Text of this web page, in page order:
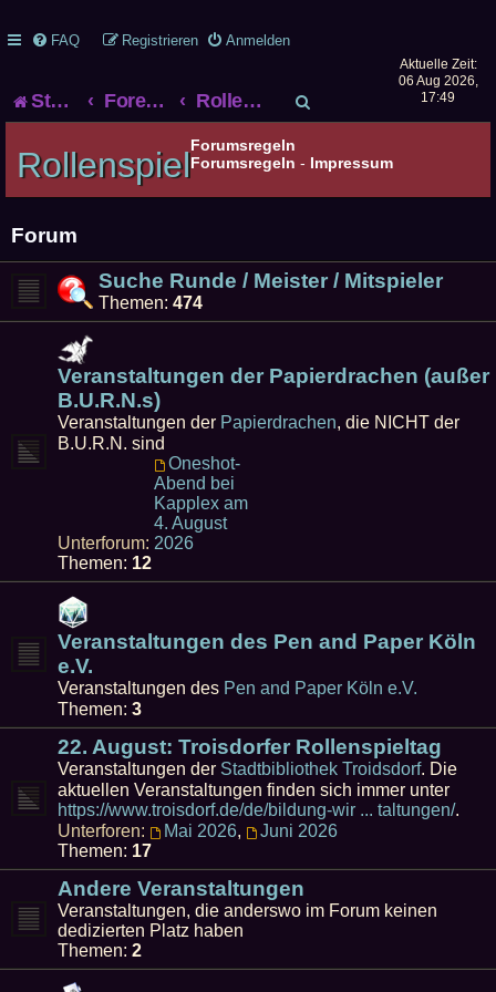
FAQ Anmelden
Registrieren
Startseite Foren-Übersicht Rollenspiel
e
Aktuelle Zeit:
06 Aug 2026,
17:49
Rollenspiel
Forumsregeln
Forumsregeln - Impressum
Forum
Suche Runde / Meister / Mitspieler
Themen: 474
Veranstaltungen der Papierdrachen (außer
B.U.R.N.s)
Veranstaltungen der Papierdrachen, die NICHT der
B.U.R.N. sind
Unterforum:
Oneshot-
Abend bei
Kapplex am
4. August
2026
Themen: 12
Veranstaltungen des Pen and Paper Köln
e.V.
Veranstaltungen des Pen and Paper Köln e.V.
Themen: 3
22. August: Troisdorfer Rollenspieltag
Veranstaltungen der Stadtbibliothek Troidsdorf. Die
aktuellen Veranstaltungen finden sich immer unter
https://www.troisdorf.de/de/bildung-wir ... taltungen/.
Unterforen:
Mai 2026,
Juni 2026
Themen: 17
Andere Veranstaltungen
Veranstaltungen, die anderswo im Forum keinen
dedizierten Platz haben
Themen: 2